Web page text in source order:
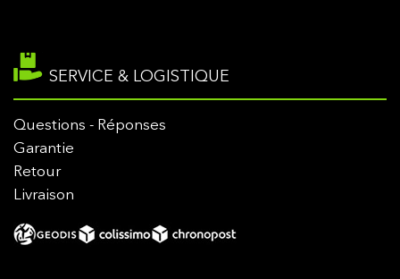
SERVICE & LOGISTIQUE
Questions - Réponses
Garantie
Retour
Livraison